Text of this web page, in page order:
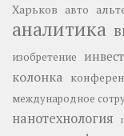
Харьков авто
аналитика
изобретение
колонка
международное
нанотехнология